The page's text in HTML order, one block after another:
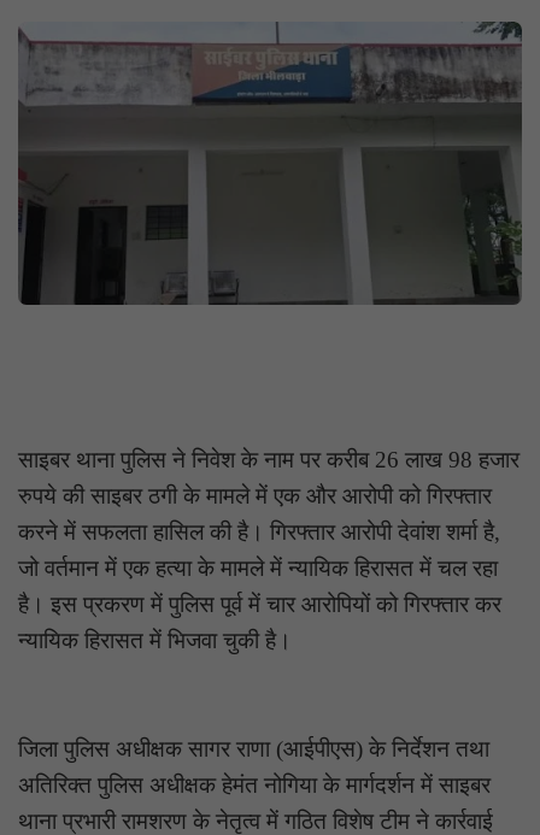
साइबर थाना पुलिस ने निवेश के नाम पर करीब 26 लाख 98 हजार
रुपये की साइबर ठगी के मामले में एक और आरोपी को गिरफ्तार
करने में सफलता हासिल की है। गिरफ्तार आरोपी देवांश शर्मा है,
जो वर्तमान में एक हत्या के मामले में न्यायिक हिरासत में चल रहा
है। इस प्रकरण में पुलिस पूर्व में चार आरोपियों को गिरफ्तार कर
न्यायिक हिरासत में भिजवा चुकी है।
जिला पुलिस अधीक्षक सागर राणा (आईपीएस) के निर्देशन तथा
अतिरिक्त पुलिस अधीक्षक हेमंत नोगिया के मार्गदर्शन में साइबर
थाना प्रभारी रामशरण के नेतृत्व में गठित विशेष टीम ने कार्रवाई